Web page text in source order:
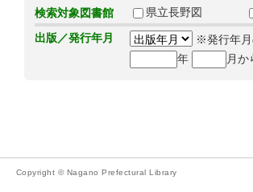
検索対象図書館 県立長野図
出版／発行年月
※発行年月
年
月か
Copyright © Nagano Prefectural Library